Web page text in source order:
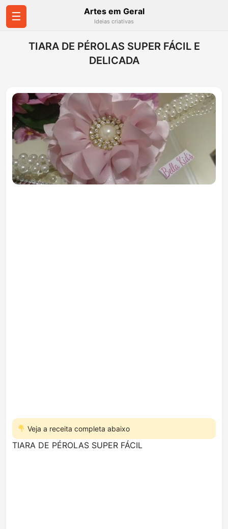
☰ Artes em Geral
Ideias criativas
TIARA DE PÉROLAS SUPER FÁCIL E
DELICADA
Veja a receita completa abaixo
TIARA DE PÉROLAS SUPER FÁCIL